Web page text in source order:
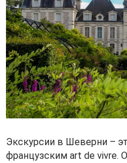
Экскурсии в Шеверни –
французским art de vivre.